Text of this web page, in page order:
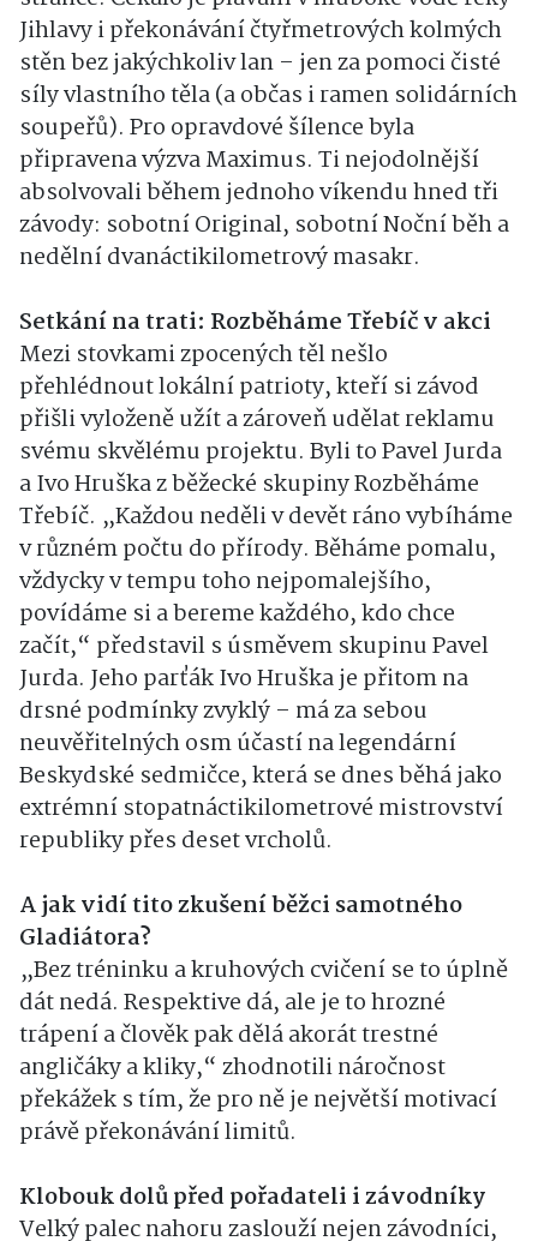
Jihlavy i překonávání čtyřmetrových kolmých
stěn bez jakýchkoliv lan – jen za pomoci čisté
síly vlastního těla (a občas i ramen solidárních
soupeřů). Pro opravdové šílence byla
připravena výzva Maximus. Ti nejodolnější
absolvovali během jednoho víkendu hned tři
závody: sobotní Original, sobotní Noční běh a
nedělní dvanáctikilometrový masakr.
Setkání na trati: Rozběháme Třebíč v akci
Mezi stovkami zpocených těl nešlo
přehlédnout lokální patrioty, kteří si závod
přišli vyloženě užít a zároveň udělat reklamu
svému skvělému projektu. Byli to Pavel Jurda
a Ivo Hruška z běžecké skupiny Rozběháme
Třebíč. „Každou neděli v devět ráno vybíháme
v různém počtu do přírody. Běháme pomalu,
vždycky v tempu toho nejpomalejšího,
povídáme si a bereme každého, kdo chce
začít,“ představil s úsměvem skupinu Pavel
Jurda. Jeho parťák Ivo Hruška je přitom na
drsné podmínky zvyklý – má za sebou
neuvěřitelných osm účastí na legendární
Beskydské sedmičce, která se dnes běhá jako
extrémní stopatnáctikilometrové mistrovství
republiky přes deset vrcholů.
A jak vidí tito zkušení běžci samotného
Gladiátora?
„Bez tréninku a kruhových cvičení se to úplně
dát nedá. Respektive dá, ale je to hrozné
trápení a člověk pak dělá akorát trestné
angličáky a kliky,“ zhodnotili náročnost
překážek s tím, že pro ně je největší motivací
právě překonávání limitů.
Klobouk dolů před pořadateli i závodníky
Velký palec nahoru zaslouží nejen závodníci,